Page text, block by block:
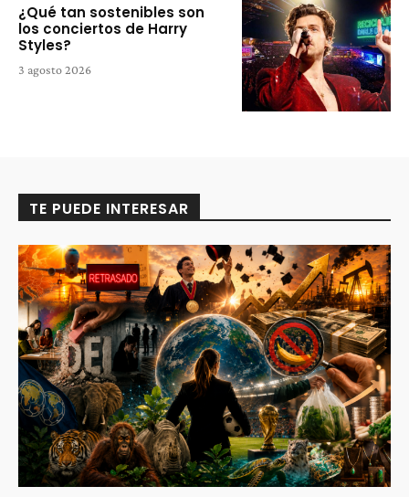
¿Qué tan sostenibles son
los conciertos de Harry
Styles?
3 agosto 2026
TE PUEDE INTERESAR